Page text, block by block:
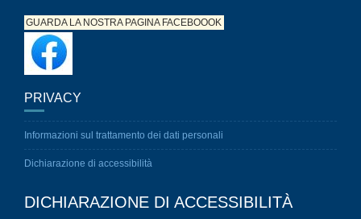
GUARDA LA NOSTRA PAGINAFACEBOOOK
PRIVACY
Informazioni sul trattamento dei dati personali
Dichiarazione di accessibilità
DICHIARAZIONE DI ACCESSIBILITÀ